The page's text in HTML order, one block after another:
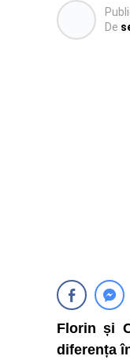
De
Florin și
diferența